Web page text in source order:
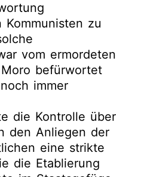
Kommunisten zu
vom ermordeten
befürwortet
immer
die Kontrolle über
den Anliegen der
eine strikte
die Etablierung